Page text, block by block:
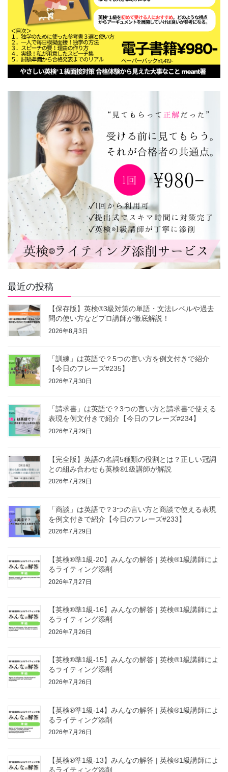
最近の投稿
【保存版】英検®3級対策の単語・文法レベルや過去
問の使い方などプロ講師が徹底解説！
2026年8月3日
「訓練」は英語で？5つの言い方を例文付きで紹介
【今日のフレーズ#235】
2026年7月30日
「請求書」は英語で？3つの言い方と請求書で使える
表現を例文付きで紹介【今日のフレーズ#234】
2026年7月29日
【完全版】英語の名詞5種類の役割とは？正しい冠詞
との組み合わせも英検®1級講師が解説
2026年7月29日
「商談」は英語で？3つの言い方と商談で使える表現
を例文付きで紹介【今日のフレーズ#233】
2026年7月29日
【英検®準1級-20】みんなの解答 | 英検®1級講師によ
るライティング添削
2026年7月27日
【英検®準1級-16】みんなの解答 | 英検®1級講師によ
るライティング添削
2026年7月26日
【英検®準1級-15】みんなの解答 | 英検®1級講師によ
るライティング添削
2026年7月26日
【英検®準1級-14】みんなの解答 | 英検®1級講師によ
るライティング添削
2026年7月26日
【英検®準1級-13】みんなの解答 | 英検®1級講師によ
るライティング添削